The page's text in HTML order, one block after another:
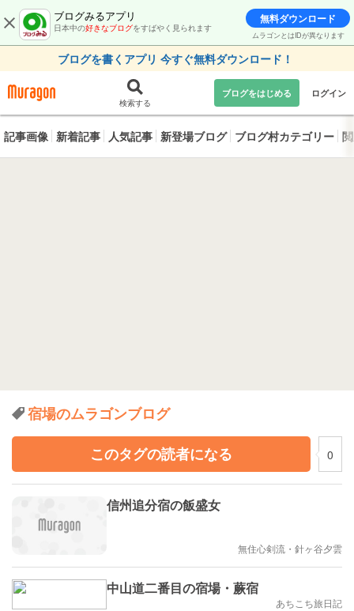
ブログみるアプリ
日本中の好きなブログをすばやく見られます
無料ダウンロード
ムラゴンとはIDが異なります
ブログを書くアプリ 今すぐ無料ダウンロード！
検索する
ブログをはじめる ログイン
記事画像 新着記事 人気記事 新登場ブログ ブログ村カテゴリー
宿場のムラゴンブログ
このタグの読者になる
0
信州追分宿の飯盛女
無住心剣流・針ヶ谷夕雲
中山道二番目の宿場・蕨宿
あちこち旅日記